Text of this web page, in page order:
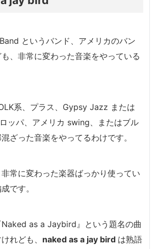
というバンド、アメリカのバン
、 非常に変わった音楽をやっている
系、 プラス、Gypsy Jazz または
ッパ、アメリカ swing、またはブル
ざった音楽をやってるわけです。
常に変わった楽器ばっかり使ってい
です。
Naked as a Jaybird』という題名の曲
れども、 naked as a jay bird は熟語